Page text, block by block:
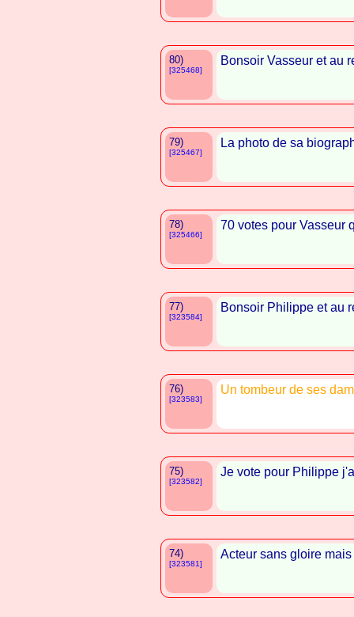
80)
[325468]
Bonsoir Vasseur et au
79)
[325467]
La photo de sa
78)
[325466]
70 votes pour Vasseur
77)
[323584]
Bonsoir Philippe et au
76)
[323583]
Un tombeur de ses
75)
[323582]
Je vote pour Philippe
74)
[323581]
Acteur sans gloire